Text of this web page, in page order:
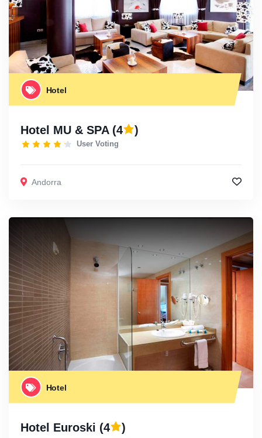
Hotel
Hotel MU & SPA(4 )
User Voting
Andorra
Hotel
Hotel Euroski (4 )